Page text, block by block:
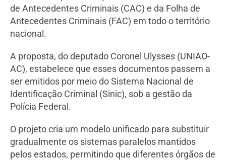
de Antecedentes Criminais (CAC) e da Folha de
Antecedentes Criminais (FAC) em todo o território
nacional.
A proposta, do deputado Coronel Ulysses (UNIAO-
AC), estabelece que esses documentos passem a
ser emitidos por meio do Sistema Nacional de
Identificação Criminal (Sinic), sob a gestão da
Polícia Federal.
O projeto cria um modelo unificado para substituir
gradualmente os sistemas paralelos mantidos
pelos estados, permitindo que diferentes órgãos de